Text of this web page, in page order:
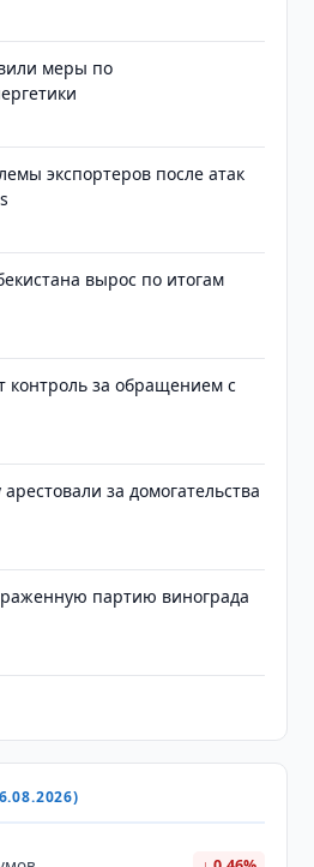
меры по
экспортеров после атак
вырос по итогам
контроль за обращением с
за домогательства
партию винограда